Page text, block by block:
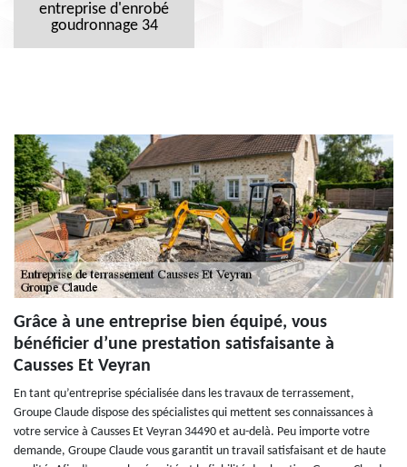
entreprise d'enrobé
goudronnage 34
Grâce à une entreprise bien équipé, vous
bénéficier d’une prestation satisfaisante à
Causses Et Veyran
En tant qu’entreprise spécialisée dans les travaux de terrassement,
Groupe Claude dispose des spécialistes qui mettent ses connaissances à
votre service à Causses Et Veyran 34490 et au-delà. Peu importe votre
demande, Groupe Claude vous garantit un travail satisfaisant et de haute